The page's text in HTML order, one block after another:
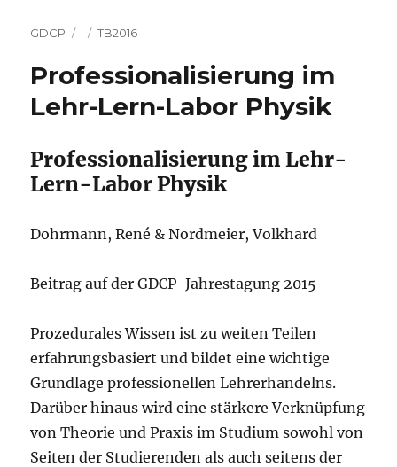
Autor
GDCP
Veröffentlicht
Kategorien
TB2016
Professionalisierung im
Lehr-Lern-Labor Physik
Professionalisierung im Lehr-
Lern-Labor Physik
Dohrmann, René & Nordmeier, Volkhard
Beitrag auf der GDCP-Jahrestagung 2015
Prozedurales Wissen ist zu weiten Teilen
erfahrungsbasiert und bildet eine wichtige
Grundlage professionellen Lehrerhandelns.
Darüber hinaus wird eine stärkere Verknüpfung
von Theorie und Praxis im Studium sowohl von
Seiten der Studierenden als auch seitens der